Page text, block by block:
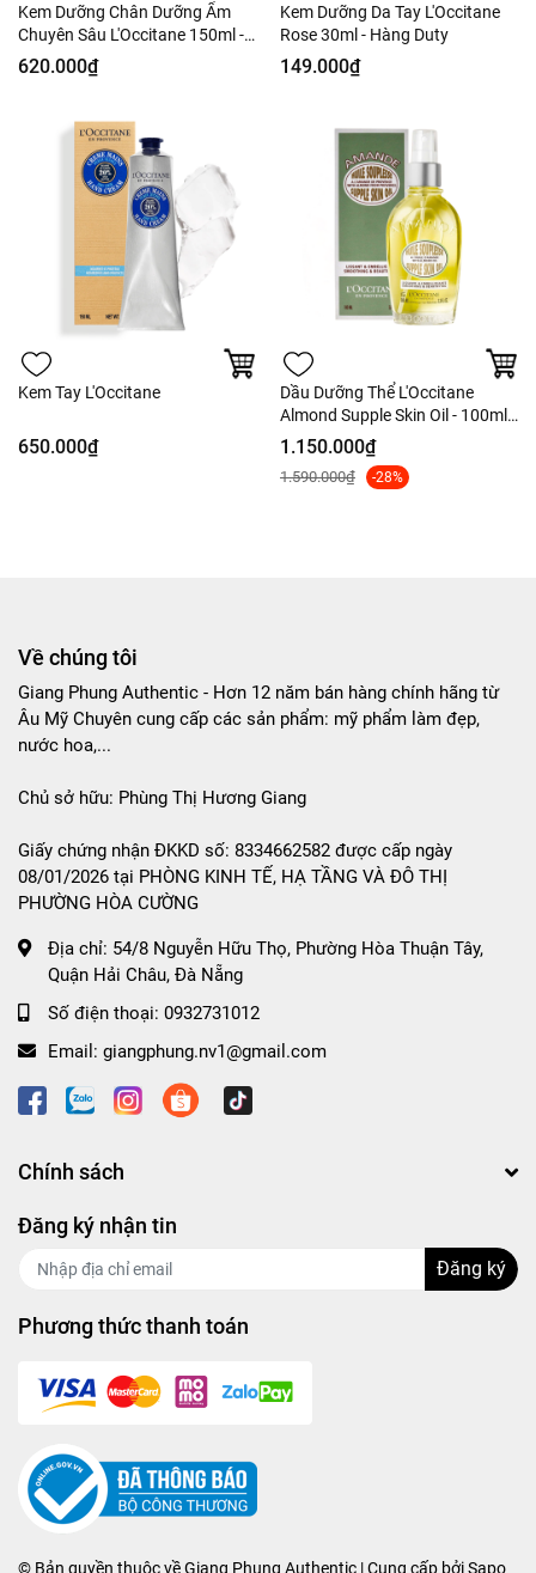
Kem Dưỡng Chân Dưỡng Ẩm
Chuyên Sâu L'Occitane 150ml -
Fullbox - Hàng Duty
620.000₫
Kem Dưỡng Da Tay L'Occitane
Rose 30ml - Hàng Duty
149.000₫
Kem Tay L'Occitane
650.000₫
Dầu Dưỡng Thể L'Occitane
Almond Supple Skin Oil - 100ml
Fullbox
1.150.000₫
1.590.000₫ -28%
Về chúng tôi
Giang Phung Authentic - Hơn 12 năm bán hàng chính hãng từ
Âu Mỹ Chuyên cung cấp các sản phẩm: mỹ phẩm làm đẹp,
nước hoa,...
Chủ sở hữu: Phùng Thị Hương Giang
Giấy chứng nhận ĐKKD số: 8334662582 được cấp ngày
08/01/2026 tại PHÒNG KINH TẾ, HẠ TẦNG VÀ ĐÔ THỊ
PHƯỜNG HÒA CƯỜNG
Địa chỉ: 54/8 Nguyễn Hữu Thọ, Phường Hòa Thuận Tây,
Quận Hải Châu, Đà Nẵng
Số điện thoại: 0932731012
Email: giangphung.nv1@gmail.com
Chính sách
Đăng ký nhận tin
Đăng ký
Phương thức thanh toán
© Bản quyền thuộc vềGiang Phung Authentic | Cung cấp bởiSapo